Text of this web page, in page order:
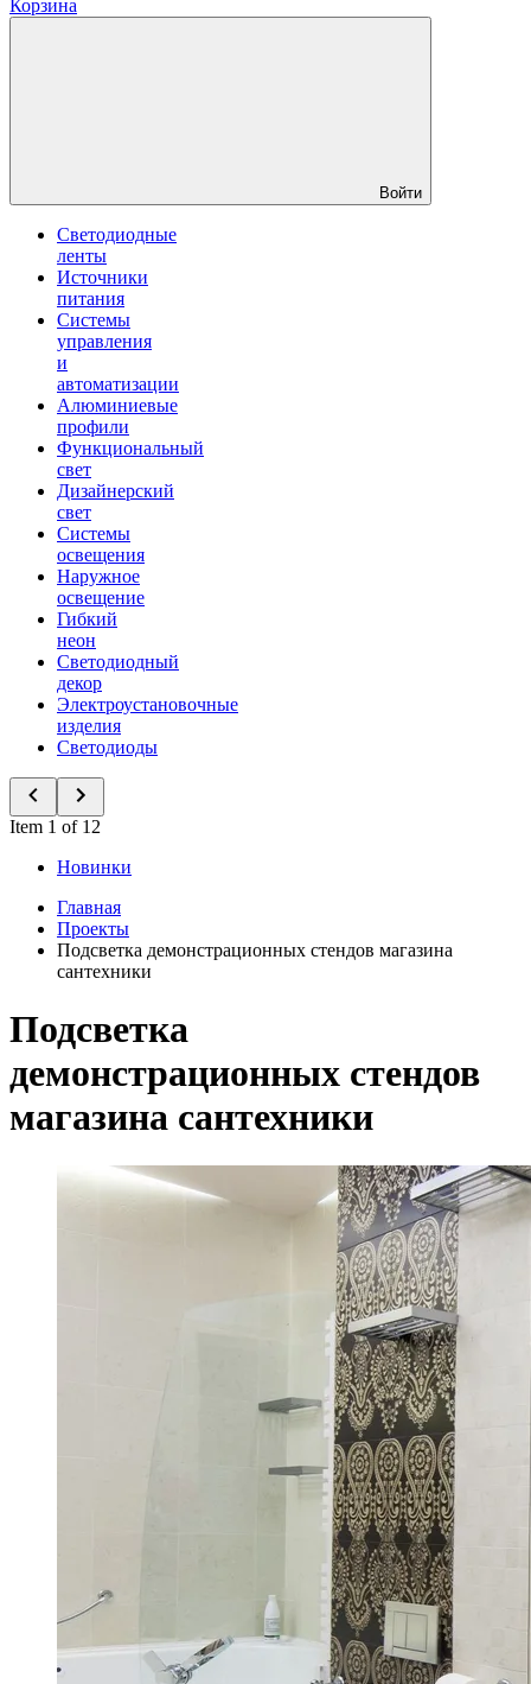
Корзина
Войти
Светодиодные
ленты
Источники
питания
Системы
управления
и
автоматизации
Алюминиевые
профили
Функциональный
свет
Дизайнерский
свет
Системы
освещения
Наружное
освещение
Гибкий
неон
Светодиодный
декор
Электроустановочные
изделия
Светодиоды
Item 1 of 12
Новинки
Главная
Проекты
Подсветка демонстрационных стендов магазина
сантехники
Подсветка
демонстрационных стендов
магазина сантехники